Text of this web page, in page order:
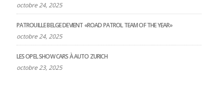
octobre 24, 2025
PATROUILLE BELGE DEVIENT «ROAD PATROL TEAM OF THE YEAR»
octobre 24, 2025
LES OPEL SHOW CARS À AUTO ZURICH
octobre 23, 2025